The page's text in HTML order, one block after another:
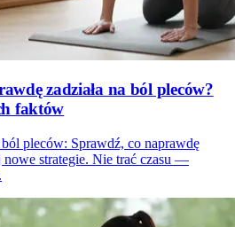
zadziała na ból pleców?
faktów
pleców: Sprawdź, co naprawdę
nowe strategie. Nie trać czasu —